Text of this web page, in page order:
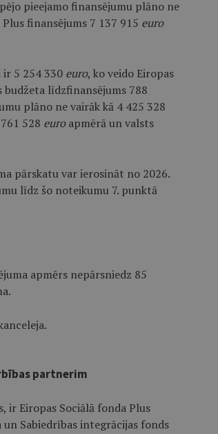
pieejamo finansējumu plāno ne
finansējums 7 137 915 euro
ir 5 254 330 euro, ko veido Eiropas
budžeta līdzfinansējums 788
plāno ne vairāk kā 4 425 328
528 euroapmērā un valsts
pārskatu var ierosināt no 2026.
līdz šo noteikumu 7. punktā
apmērs nepārsniedz 85
partnerim
ir Eiropas Sociālā fonda Plus
un Sabiedrības integrācijas fonds